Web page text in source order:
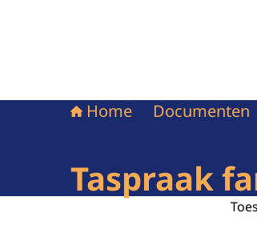
Home Documenten
Taspraak